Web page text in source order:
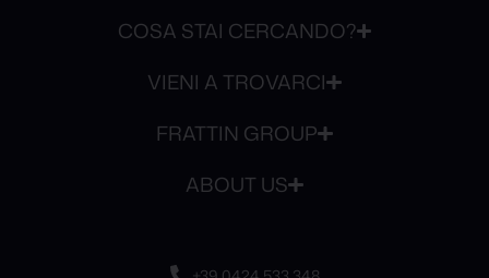
COSA STAI CERCANDO?
VIENI A TROVARCI
FRATTIN GROUP
ABOUT US